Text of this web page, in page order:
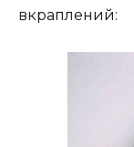
вкраплений: